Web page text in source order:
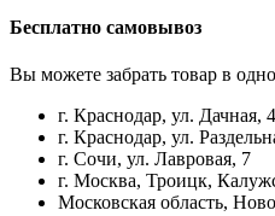
Бесплатно самовывоз
Вы можете забрать товар в
г. Краснодар, ул. Дачная,
г. Краснодар, ул.
г. Сочи, ул. Лавровая, 7
г. Москва, Троицк,
Московская область,